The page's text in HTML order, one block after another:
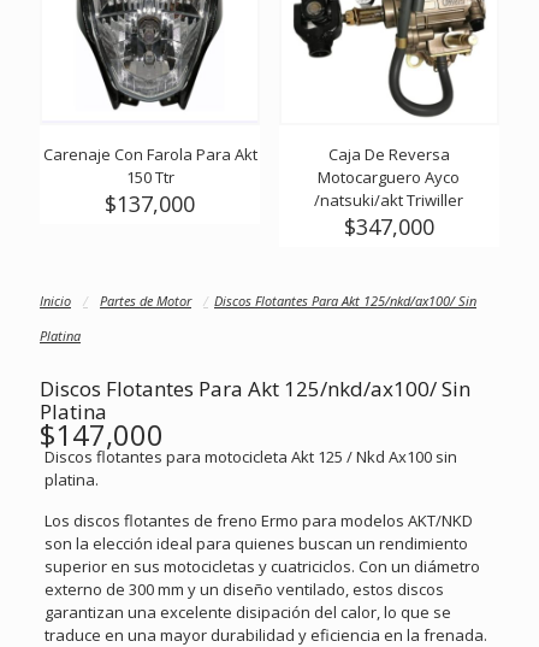
Carenaje Con Farola Para Akt
150 Ttr
$137,000
Caja De Reversa
Motocarguero Ayco
/natsuki/akt Triwiller
$347,000
Inicio / Partes de Motor / Discos Flotantes Para Akt 125/nkd/ax100/ Sin
Platina
Discos Flotantes Para Akt 125/nkd/ax100/ Sin
Platina
$147,000
Discos flotantes para motocicleta Akt 125 / Nkd Ax100 sin
platina.
Los discos flotantes de freno Ermo para modelos AKT/NKD
son la elección ideal para quienes buscan un rendimiento
superior en sus motocicletas y cuatriciclos. Con un diámetro
externo de 300 mm y un diseño ventilado, estos discos
garantizan una excelente disipación del calor, lo que se
traduce en una mayor durabilidad y eficiencia en la frenada.